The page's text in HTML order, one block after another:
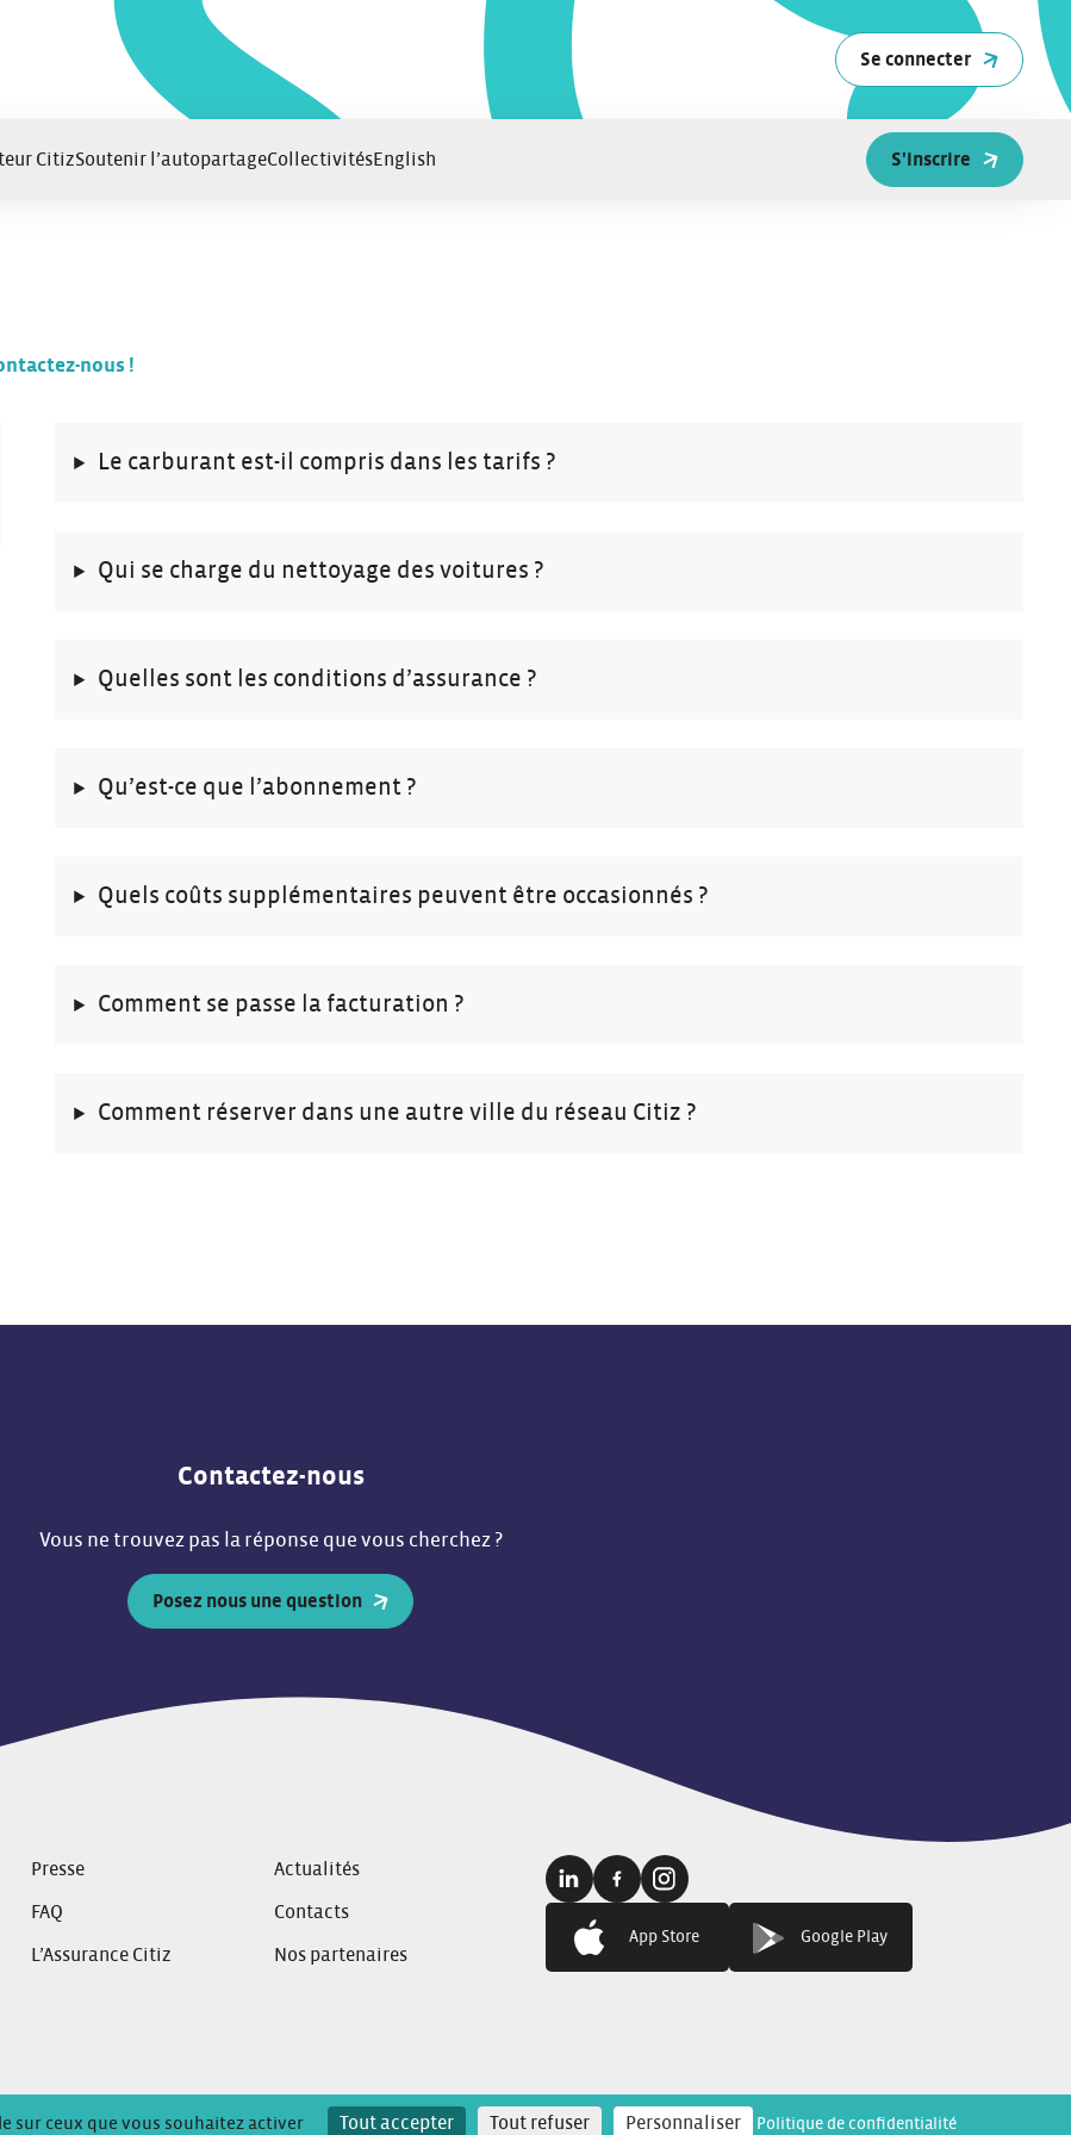
Se connecter
CitizSoutenir l’autopartageCollectivitésEnglish S'inscrire
nous !
Le carburant est-il compris dans les tarifs ?
Qui se charge du nettoyage des voitures ?
Quelles sont les conditions d’assurance ?
Qu’est-ce que l’abonnement ?
Quels coûts supplémentaires peuvent être occasionnés ?
Comment se passe la facturation ?
Comment réserver dans une autre ville du réseau Citiz ?
Contactez-nous
Vous ne trouvez pas la réponse que vous cherchez ?
Posez nous une question
Linkedin:Facebook:Instagram:
App Store Google Play
Presse
FAQ
L’Assurance Citiz
Actualités
Contacts
Nos partenaires
Conditions Générales d’Utilisation
sur ceux que vous souhaitez activer Tout accepter Tout refuser Personnaliser Politique de confidentialité